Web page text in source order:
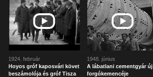
1924. február
Hoyos gróf kaposvári követ
beszámolója és gróf Tisza
1948. június
A lábatlani cementgyár új
forgókemencéje